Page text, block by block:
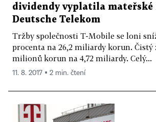
dividendy vyplatila mateřské
Deutsche Telekom
Tržby společnosti T-Mobile se loni
procenta na 26,2 miliardy korun. Čistý
milionů korun na 4,72 miliardy. Celý...
11. 8. 2017 ▪ 2 min. čtení